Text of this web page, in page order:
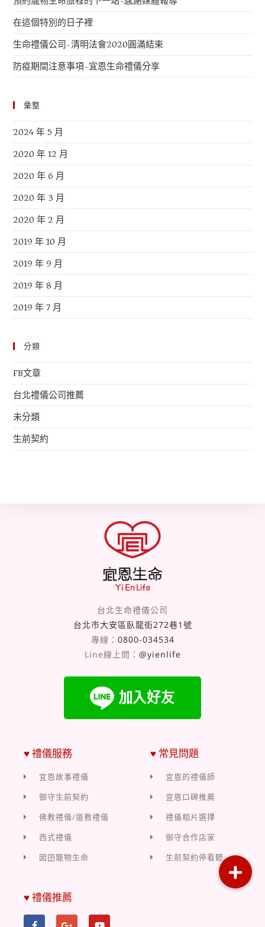
在這個特別的日子裡
生命禮儀公司-清明法會2020圓滿結束
防疫期間注意事項-宜恩生命禮儀分享
彙整
2024 年 5 月
2020 年 12 月
2020 年 6 月
2020 年 3 月
2020 年 2 月
2019 年 10 月
2019 年 9 月
2019 年 8 月
2019 年 7 月
分類
FB文章
台北禮儀公司推薦
未分類
生前契約
台北生命禮儀公司
台北市大安區臥龍街272巷1號
專線： 0800-034534
Line線上問： @yienlife
♥ 禮儀服務
宜恩故事禮儀
御守生前契約
佛教禮儀/道教禮儀
西式禮儀
囡囝寵物生命
♥ 常見問題
宜恩的禮儀師
宜恩口碑推薦
禮儀相片選擇
御守合作店家
生前契約停看聽
♥ 禮儀推薦